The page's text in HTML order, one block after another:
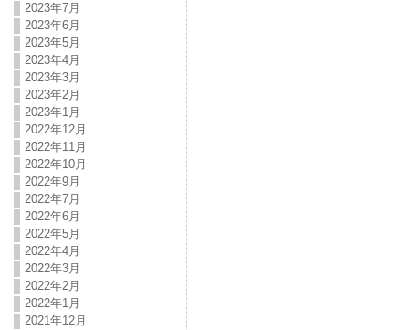
2023年7月
2023年6月
2023年5月
2023年4月
2023年3月
2023年2月
2023年1月
2022年12月
2022年11月
2022年10月
2022年9月
2022年7月
2022年6月
2022年5月
2022年4月
2022年3月
2022年2月
2022年1月
2021年12月